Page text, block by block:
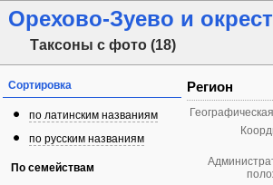
Орехово-Зуево и
Таксоны с фото (18)
Сортировка
по латинским названиям
по русским названиям
По семействам
Регион